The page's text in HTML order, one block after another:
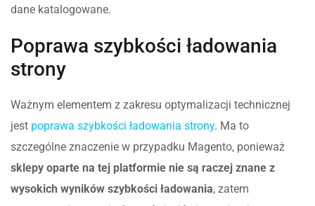
dane katalogowane.
Poprawa szybkości ładowania
strony
Ważnym elementem z zakresu optymalizacji technicznej
jest poprawa szybkości ładowania strony. Ma to
szczególne znaczenie w przypadku Magento, ponieważ
sklepy oparte na tej platformie nie są raczej znane z
wysokich wyników szybkości ładowania, zatem